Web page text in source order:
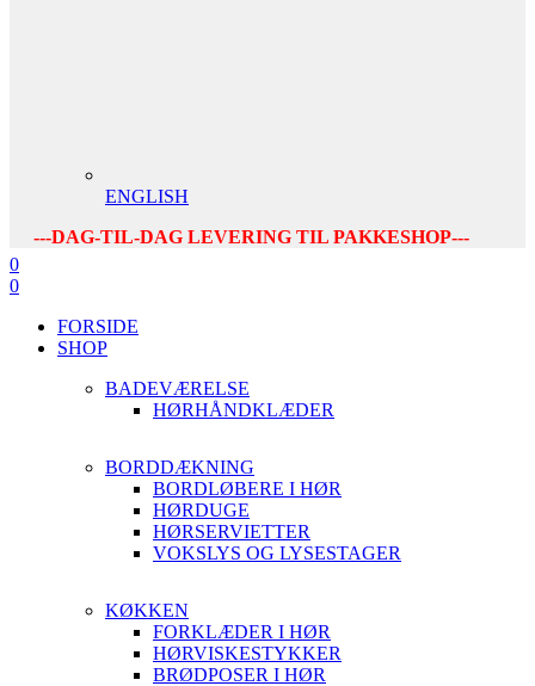
ENGLISH
---DAG-TIL-DAG LEVERING TIL PAKKESHOP---
0
0
FORSIDE
SHOP
BADEVÆRELSE
HØRHÅNDKLÆDER
BORDDÆKNING
BORDLØBERE I HØR
HØRDUGE
HØRSERVIETTER
VOKSLYS OG LYSESTAGER
KØKKEN
FORKLÆDER I HØR
HØRVISKESTYKKER
BRØDPOSER I HØR